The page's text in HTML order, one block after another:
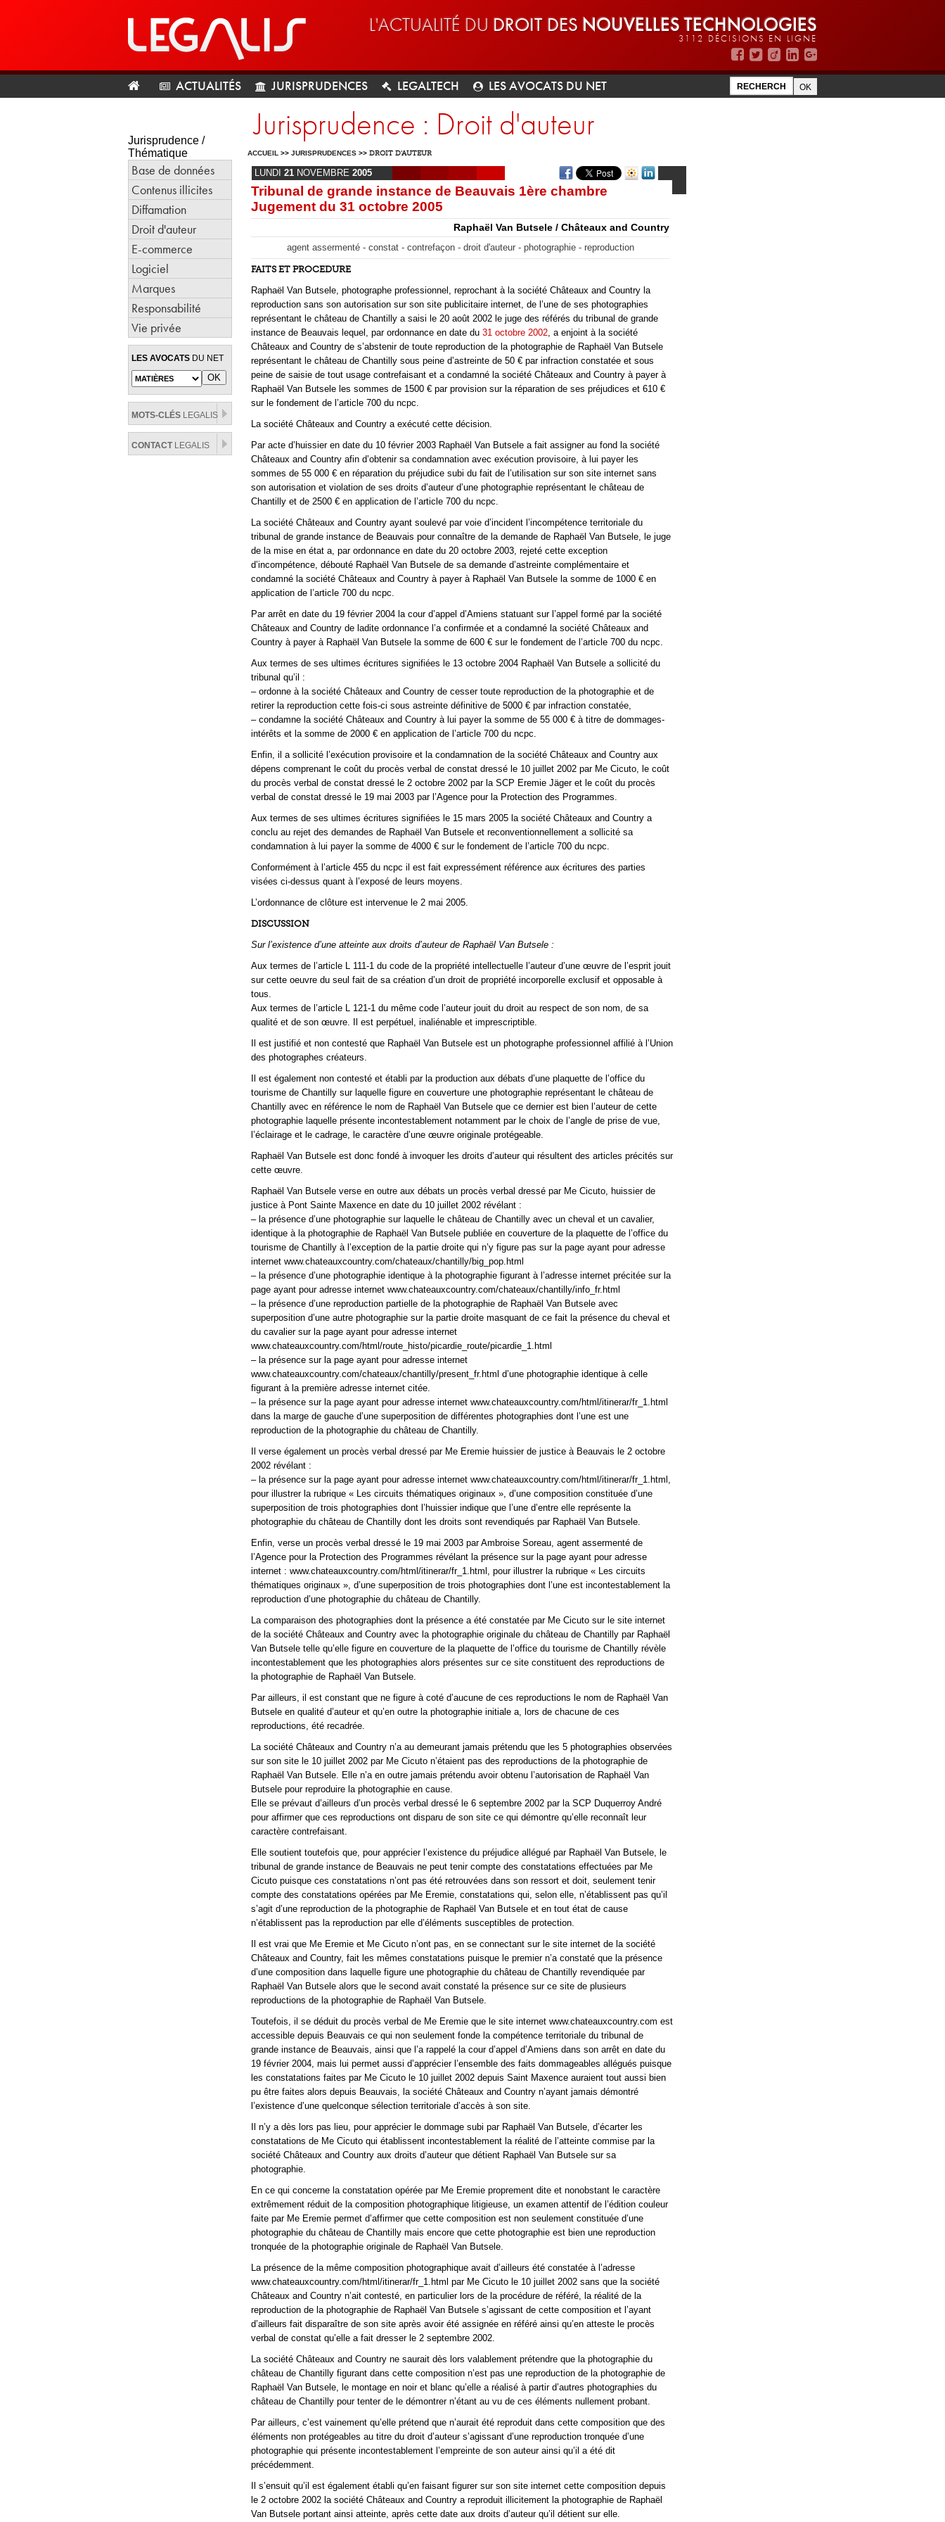
L'ACTUALITÉ DU DROIT DES NOUVELLES TECHNOLOGIES
3112 DÉCISIONS EN LIGNE
ACTUALITÉS JURISPRUDENCES LEGALTECH LES AVOCATS DU NET
Jurisprudence /
Thématique
Base de données
Contenus illicites
Diffamation
Droit d'auteur
E-commerce
Logiciel
Marques
Responsabilité
Vie privée
LES AVOCATS DU NET
MOTS-CLÉS LEGALIS
CONTACTLEGALIS
Jurisprudence : Droit d'auteur
ACCUEIL >> JURISPRUDENCES >> DROIT D'AUTEUR
LUNDI 21 NOVEMBRE 2005
Tribunal de grande instance de Beauvais 1ère chambre
Jugement du 31 octobre 2005
Raphaël Van Butsele / Châteaux and Country
agent assermenté - constat - contrefaçon - droit d'auteur - photographie - reproduction
FAITS ET PROCEDURE
Raphaël Van Butsele, photographe professionnel, reprochant à la société Châteaux and Country la
reproduction sans son autorisation sur son site publicitaire internet, de l’une de ses photographies
représentant le château de Chantilly a saisi le 20 août 2002 le juge des référés du tribunal de grande
instance de Beauvais lequel, par ordonnance en date du 31 octobre 2002, a enjoint à la société
Châteaux and Country de s’abstenir de toute reproduction de la photographie de Raphaël Van Butsele
représentant le château de Chantilly sous peine d’astreinte de 50 € par infraction constatée et sous
peine de saisie de tout usage contrefaisant et a condamné la société Châteaux and Country à payer à
Raphaël Van Butsele les sommes de 1500 € par provision sur la réparation de ses préjudices et 610 €
sur le fondement de l’article 700 du ncpc.
La société Châteaux and Country a exécuté cette décision.
Par acte d’huissier en date du 10 février 2003 Raphaël Van Butsele a fait assigner au fond la société
Châteaux and Country afin d’obtenir sa condamnation avec exécution provisoire, à lui payer les
sommes de 55 000 € en réparation du préjudice subi du fait de l’utilisation sur son site internet sans
son autorisation et violation de ses droits d’auteur d’une photographie représentant le château de
Chantilly et de 2500 € en application de l’article 700 du ncpc.
La société Châteaux and Country ayant soulevé par voie d’incident l’incompétence territoriale du
tribunal de grande instance de Beauvais pour connaître de la demande de Raphaël Van Butsele, le juge
de la mise en état a, par ordonnance en date du 20 octobre 2003, rejeté cette exception
d’incompétence, débouté Raphaël Van Butsele de sa demande d’astreinte complémentaire et
condamné la société Châteaux and Country à payer à Raphaël Van Butsele la somme de 1000 € en
application de l’article 700 du ncpc.
Par arrêt en date du 19 février 2004 la cour d’appel d’Amiens statuant sur l’appel formé par la société
Châteaux and Country de ladite ordonnance l’a confirmée et a condamné la société Châteaux and
Country à payer à Raphaël Van Butsele la somme de 600 € sur le fondement de l’article 700 du ncpc.
Aux termes de ses ultimes écritures signifiées le 13 octobre 2004 Raphaël Van Butsele a sollicité du
tribunal qu’il :
– ordonne à la société Châteaux and Country de cesser toute reproduction de la photographie et de
retirer la reproduction cette fois-ci sous astreinte définitive de 5000 € par infraction constatée,
– condamne la société Châteaux and Country à lui payer la somme de 55 000 € à titre de dommages-
intérêts et la somme de 2000 € en application de l’article 700 du ncpc.
Enfin, il a sollicité l’exécution provisoire et la condamnation de la société Châteaux and Country aux
dépens comprenant le coût du procès verbal de constat dressé le 10 juillet 2002 par Me Cicuto, le coût
du procès verbal de constat dressé le 2 octobre 2002 par la SCP Eremie Jäger et le coût du procès
verbal de constat dressé le 19 mai 2003 par l’Agence pour la Protection des Programmes.
Aux termes de ses ultimes écritures signifiées le 15 mars 2005 la société Châteaux and Country a
conclu au rejet des demandes de Raphaël Van Butsele et reconventionnellement a sollicité sa
condamnation à lui payer la somme de 4000 € sur le fondement de l’article 700 du ncpc.
Conformément à l’article 455 du ncpc il est fait expressément référence aux écritures des parties
visées ci-dessus quant à l’exposé de leurs moyens.
L’ordonnance de clôture est intervenue le 2 mai 2005.
DISCUSSION
Sur l’existence d’une atteinte aux droits d’auteur de Raphaël Van Butsele :
Aux termes de l’article L 111-1 du code de la propriété intellectuelle l’auteur d’une œuvre de l’esprit jouit
sur cette oeuvre du seul fait de sa création d’un droit de propriété incorporelle exclusif et opposable à
tous.
Aux termes de l’article L 121-1 du même code l’auteur jouit du droit au respect de son nom, de sa
qualité et de son œuvre. Il est perpétuel, inaliénable et imprescriptible.
Il est justifié et non contesté que Raphaël Van Butsele est un photographe professionnel affilié à l’Union
des photographes créateurs.
Il est également non contesté et établi par la production aux débats d’une plaquette de l’office du
tourisme de Chantilly sur laquelle figure en couverture une photographie représentant le château de
Chantilly avec en référence le nom de Raphaël Van Butsele que ce dernier est bien l’auteur de cette
photographie laquelle présente incontestablement notamment par le choix de l’angle de prise de vue,
l’éclairage et le cadrage, le caractère d’une œuvre originale protégeable.
Raphaël Van Butsele est donc fondé à invoquer les droits d’auteur qui résultent des articles précités sur
cette œuvre.
Raphaël Van Butsele verse en outre aux débats un procès verbal dressé par Me Cicuto, huissier de
justice à Pont Sainte Maxence en date du 10 juillet 2002 révélant :
– la présence d’une photographie sur laquelle le château de Chantilly avec un cheval et un cavalier,
identique à la photographie de Raphaël Van Butsele publiée en couverture de la plaquette de l’office du
tourisme de Chantilly à l’exception de la partie droite qui n’y figure pas sur la page ayant pour adresse
internet www.chateauxcountry.com/chateaux/chantilly/big_pop.html
– la présence d’une photographie identique à la photographie figurant à l’adresse internet précitée sur la
page ayant pour adresse internet www.chateauxcountry.com/chateaux/chantilly/info_fr.html
– la présence d’une reproduction partielle de la photographie de Raphaël Van Butsele avec
superposition d’une autre photographie sur la partie droite masquant de ce fait la présence du cheval et
du cavalier sur la page ayant pour adresse internet
www.chateauxcountry.com/html/route_histo/picardie_route/picardie_1.html
– la présence sur la page ayant pour adresse internet
www.chateauxcountry.com/chateaux/chantilly/present_fr.html d’une photographie identique à celle
figurant à la première adresse internet citée.
– la présence sur la page ayant pour adresse internet www.chateauxcountry.com/html/itinerar/fr_1.html
dans la marge de gauche d’une superposition de différentes photographies dont l’une est une
reproduction de la photographie du château de Chantilly.
Il verse également un procès verbal dressé par Me Eremie huissier de justice à Beauvais le 2 octobre
2002 révélant :
– la présence sur la page ayant pour adresse internet www.chateauxcountry.com/html/itinerar/fr_1.html,
pour illustrer la rubrique « Les circuits thématiques originaux », d’une composition constituée d’une
superposition de trois photographies dont l’huissier indique que l’une d’entre elle représente la
photographie du château de Chantilly dont les droits sont revendiqués par Raphaël Van Butsele.
Enfin, verse un procès verbal dressé le 19 mai 2003 par Ambroise Soreau, agent assermenté de
l’Agence pour la Protection des Programmes révélant la présence sur la page ayant pour adresse
internet : www.chateauxcountry.com/html/itinerar/fr_1.html, pour illustrer la rubrique « Les circuits
thématiques originaux », d’une superposition de trois photographies dont l’une est incontestablement la
reproduction d’une photographie du château de Chantilly.
La comparaison des photographies dont la présence a été constatée par Me Cicuto sur le site internet
de la société Châteaux and Country avec la photographie originale du château de Chantilly par Raphaël
Van Butsele telle qu’elle figure en couverture de la plaquette de l’office du tourisme de Chantilly révèle
incontestablement que les photographies alors présentes sur ce site constituent des reproductions de
la photographie de Raphaël Van Butsele.
Par ailleurs, il est constant que ne figure à coté d’aucune de ces reproductions le nom de Raphaël Van
Butsele en qualité d’auteur et qu’en outre la photographie initiale a, lors de chacune de ces
reproductions, été recadrée.
La société Châteaux and Country n’a au demeurant jamais prétendu que les 5 photographies observées
sur son site le 10 juillet 2002 par Me Cicuto n’étaient pas des reproductions de la photographie de
Raphaël Van Butsele. Elle n’a en outre jamais prétendu avoir obtenu l’autorisation de Raphaël Van
Butsele pour reproduire la photographie en cause.
Elle se prévaut d’ailleurs d’un procès verbal dressé le 6 septembre 2002 par la SCP Duquerroy André
pour affirmer que ces reproductions ont disparu de son site ce qui démontre qu’elle reconnaît leur
caractère contrefaisant.
Elle soutient toutefois que, pour apprécier l’existence du préjudice allégué par Raphaël Van Butsele, le
tribunal de grande instance de Beauvais ne peut tenir compte des constatations effectuées par Me
Cicuto puisque ces constatations n’ont pas été retrouvées dans son ressort et doit, seulement tenir
compte des constatations opérées par Me Eremie, constatations qui, selon elle, n’établissent pas qu’il
s’agit d’une reproduction de la photographie de Raphaël Van Butsele et en tout état de cause
n’établissent pas la reproduction par elle d’éléments susceptibles de protection.
Il est vrai que Me Eremie et Me Cicuto n’ont pas, en se connectant sur le site internet de la société
Châteaux and Country, fait les mêmes constatations puisque le premier n’a constaté que la présence
d’une composition dans laquelle figure une photographie du château de Chantilly revendiquée par
Raphaël Van Butsele alors que le second avait constaté la présence sur ce site de plusieurs
reproductions de la photographie de Raphaël Van Butsele.
Toutefois, il se déduit du procès verbal de Me Eremie que le site internet www.chateauxcountry.com est
accessible depuis Beauvais ce qui non seulement fonde la compétence territoriale du tribunal de
grande instance de Beauvais, ainsi que l’a rappelé la cour d’appel d’Amiens dans son arrêt en date du
19 février 2004, mais lui permet aussi d’apprécier l’ensemble des faits dommageables allégués puisque
les constatations faites par Me Cicuto le 10 juillet 2002 depuis Saint Maxence auraient tout aussi bien
pu être faites alors depuis Beauvais, la société Châteaux and Country n’ayant jamais démontré
l’existence d’une quelconque sélection territoriale d’accès à son site.
Il n’y a dès lors pas lieu, pour apprécier le dommage subi par Raphaël Van Butsele, d’écarter les
constatations de Me Cicuto qui établissent incontestablement la réalité de l’atteinte commise par la
société Châteaux and Country aux droits d’auteur que détient Raphaël Van Butsele sur sa
photographie.
En ce qui concerne la constatation opérée par Me Eremie proprement dite et nonobstant le caractère
extrêmement réduit de la composition photographique litigieuse, un examen attentif de l’édition couleur
faite par Me Eremie permet d’affirmer que cette composition est non seulement constituée d’une
photographie du château de Chantilly mais encore que cette photographie est bien une reproduction
tronquée de la photographie originale de Raphaël Van Butsele.
La présence de la même composition photographique avait d’ailleurs été constatée à l’adresse
www.chateauxcountry.com/html/itinerar/fr_1.html par Me Cicuto le 10 juillet 2002 sans que la société
Châteaux and Country n’ait contesté, en particulier lors de la procédure de référé, la réalité de la
reproduction de la photographie de Raphaël Van Butsele s’agissant de cette composition et l’ayant
d’ailleurs fait disparaître de son site après avoir été assignée en référé ainsi qu’en atteste le procès
verbal de constat qu’elle a fait dresser le 2 septembre 2002.
La société Châteaux and Country ne saurait dès lors valablement prétendre que la photographie du
château de Chantilly figurant dans cette composition n’est pas une reproduction de la photographie de
Raphaël Van Butsele, le montage en noir et blanc qu’elle a réalisé à partir d’autres photographies du
château de Chantilly pour tenter de le démontrer n’étant au vu de ces éléments nullement probant.
Par ailleurs, c’est vainement qu’elle prétend que n’aurait été reproduit dans cette composition que des
éléments non protégeables au titre du droit d’auteur s’agissant d’une reproduction tronquée d’une
photographie qui présente incontestablement l’empreinte de son auteur ainsi qu’il a été dit
précédemment.
Il s’ensuit qu’il est également établi qu’en faisant figurer sur son site internet cette composition depuis
le 2 octobre 2002 la société Châteaux and Country a reproduit illicitement la photographie de Raphaël
Van Butsele portant ainsi atteinte, après cette date aux droits d’auteur qu’il détient sur elle.